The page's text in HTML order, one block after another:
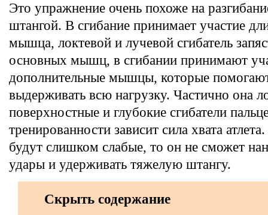
Это упражнение очень похоже на
штангой. В сгибание принимает участие
мышца, локтевой и лучевой сгибатель
основных мышц, в сгибании принимают
дополнительные мышцы, которые
выдерживать всю нагрузку. Частично она
поверхностные и глубокие сгибатели
тренированности зависит сила хвата
будут слишком слабые, то он не сможет
удары и удерживать тяжелую штангу.
Скрыть содержание